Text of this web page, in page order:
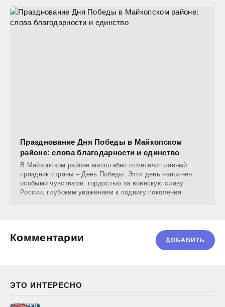
ЭТО ИНТЕРЕСНО
Празднование Дня Победы в Майкопском
районе: слова благодарности и единство
В Майкопском районе масштабно отметили главный
праздник страны – День Победы. Этот день наполнен
особыми чувствами: гордостью за воинскую славу
России, глубоким уважением к подвигу поколения
Комментарии ДОБАВИТЬ